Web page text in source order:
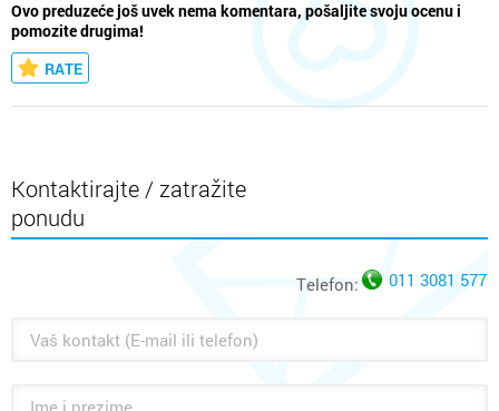
Ovo preduzeće još uvek nema komentara, pošaljite svoju ocenu i
pomozite drugima!
RATE
Kontaktirajte / zatražite
ponudu
Telefon: 011 3081 577